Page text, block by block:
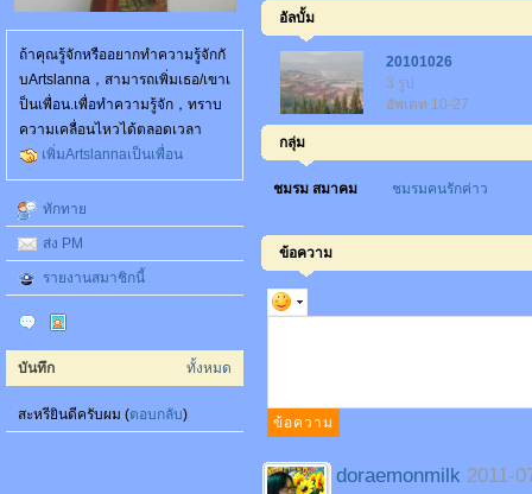
ถ้าคุณรู้จักหรืออยากทำความรู้จักกั
บArtslanna，สามารถเพิ่มเธอ/เขาเ
ป็นเพื่อน.เพื่อทำความรู้จัก，ทราบ
ความเคลื่อนไหวได้ตลอดเวลา
เพิ่มArtslannaเป็นเพื่อน
ทักทาย
ส่ง PM
รายงานสมาชิกนี้
ทั้งหมด
บันทึก
สะหรียินดีครับผม (ตอบกลับ)
อัลบั้ม
20101026
3 รูป
อัพเดท 10-27
กลุ่ม
ชมรม สมาคม ชมรมคนรักค่าว
ข้อความ
doraemonmilk 2011-